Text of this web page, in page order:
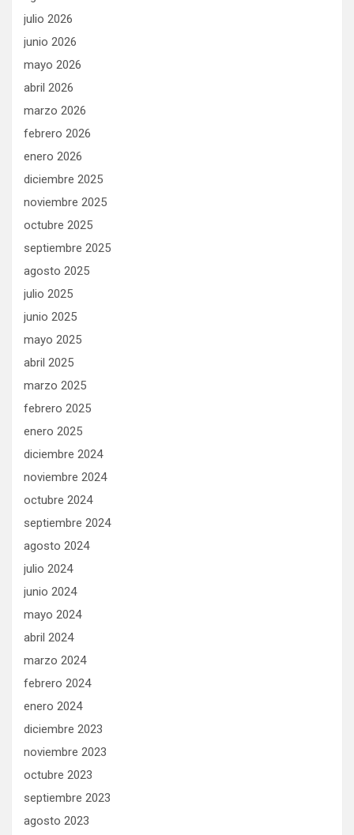
julio 2026
junio 2026
mayo 2026
abril 2026
marzo 2026
febrero 2026
enero 2026
diciembre 2025
noviembre 2025
octubre 2025
septiembre 2025
agosto 2025
julio 2025
junio 2025
mayo 2025
abril 2025
marzo 2025
febrero 2025
enero 2025
diciembre 2024
noviembre 2024
octubre 2024
septiembre 2024
agosto 2024
julio 2024
junio 2024
mayo 2024
abril 2024
marzo 2024
febrero 2024
enero 2024
diciembre 2023
noviembre 2023
octubre 2023
septiembre 2023
agosto 2023